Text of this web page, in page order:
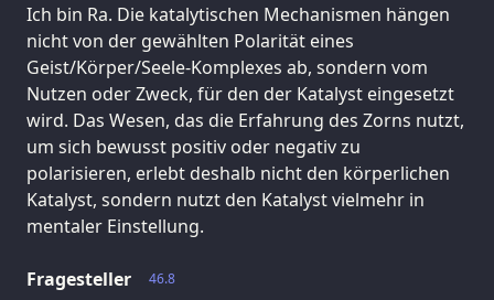
Ich bin Ra. Die katalytischen Mechanismen hängen
nicht von der gewählten Polarität eines
Geist/Körper/Seele-Komplexes ab, sondern vom
Nutzen oder Zweck, für den der Katalyst eingesetzt
wird. Das Wesen, das die Erfahrung des Zorns nutzt,
um sich bewusst positiv oder negativ zu
polarisieren, erlebt deshalb nicht den körperlichen
Katalyst, sondern nutzt den Katalyst vielmehr in
mentaler Einstellung.
46.8
Fragesteller